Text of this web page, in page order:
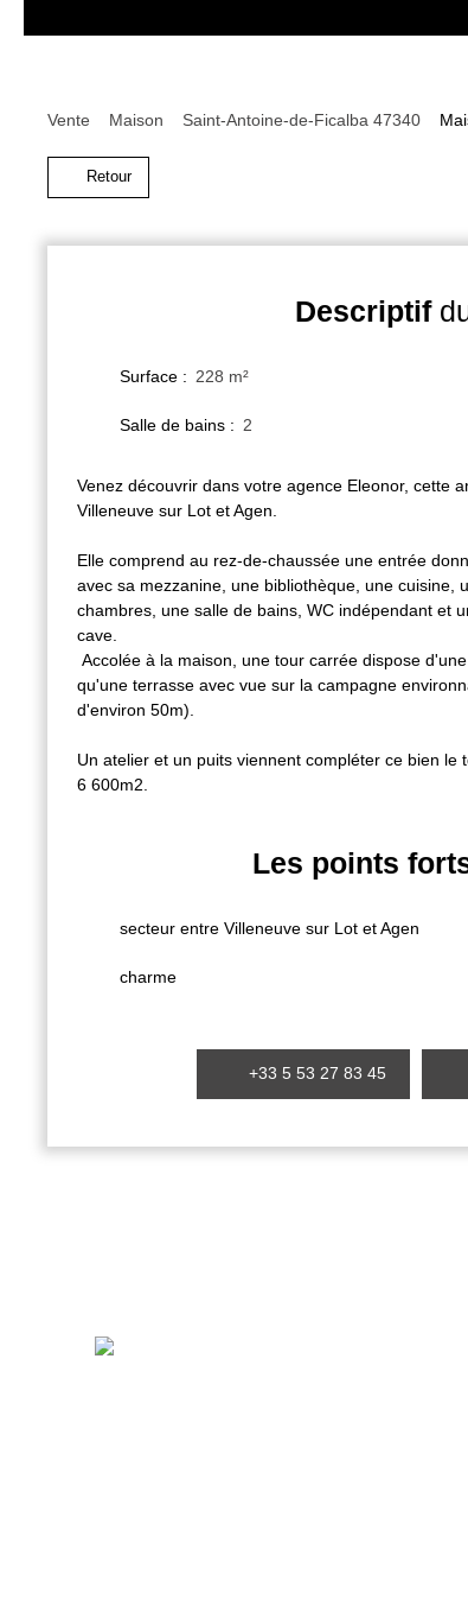
Vente Maison Saint-Antoine-de-Ficalba 47340
Retour
Descriptif
Surface : 228 m²
Salle de bains : 2
Venez découvrir dans votre agence Eleonor, cette
Villeneuve sur Lot et Agen.
Elle comprend au rez-de-chaussée une entrée
avec sa mezzanine, une bibliothèque, une cuisine,
chambres, une salle de bains, WC indépendant et
cave.
Accolée à la maison, une tour carrée dispose
qu'une terrasse avec vue sur la campagne
d'environ 50m).
Un atelier et un puits viennent compléter ce bien
6 600m2.
Les points
secteur entre Villeneuve sur Lot et Agen
charme
+33 5 53 27 83 45